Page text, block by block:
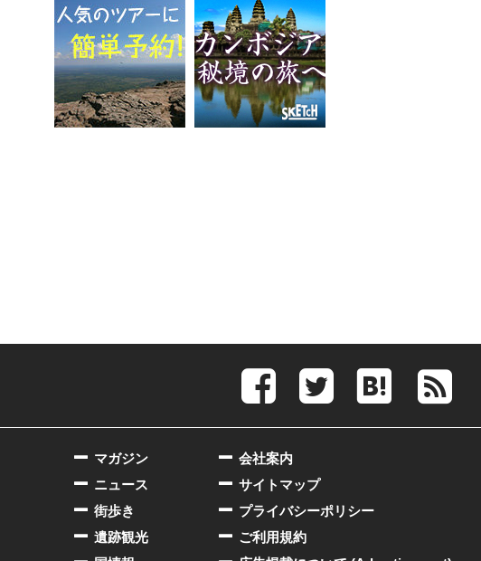
会社案内
サイトマップ
プライバシーポリシー
ご利用規約
マガジン
ニュース
街歩き
遺跡観光